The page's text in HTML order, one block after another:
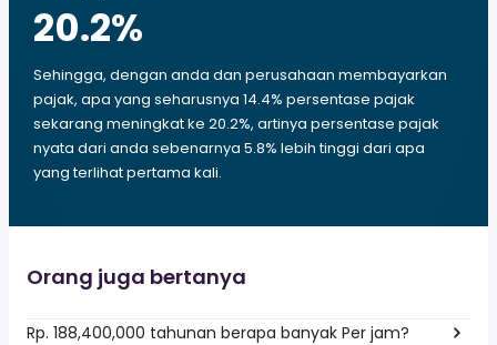
20.2%
Sehingga, dengan anda dan perusahaan membayarkan
pajak, apa yang seharusnya 14.4% persentase pajak
sekarang meningkat ke 20.2%, artinya persentase pajak
nyata dari anda sebenarnya 5.8% lebih tinggi dari apa
yang terlihat pertama kali.
Orang juga bertanya
Rp. 188,400,000 tahunan berapa banyak Per jam?